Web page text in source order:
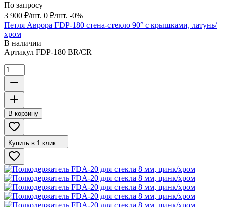
По запросу
3 900 ₽/шт. 0 ₽/шт. -0%
Петля Аврора FDP-180 стена-стекло 90° с крышками, латунь/
хром
В наличии
Артикул FDP-180 BR/CR
В корзину
Купить в 1 клик